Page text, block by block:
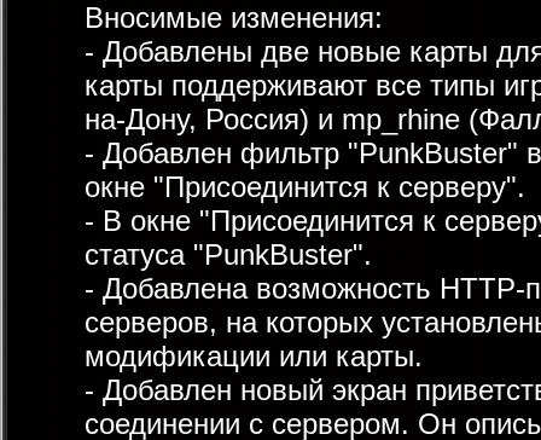
Вносимые изменения:
- Добавлены две новые карты
карты поддерживают все типы
на-Дону, Россия) и mp_rhine
- Добавлен фильтр "PunkBuster"
окне "Присоединится к серверу".
- В окне "Присоединится к
статуса "PunkBuster".
- Добавлена возможность HTTP-
серверов, на которых
модификации или карты.
- Добавлен новый экран
соединении с сервером. Он